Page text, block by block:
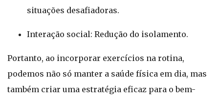
situações desafiadoras.
Interação social: Redução do isolamento.
Portanto, ao incorporar exercícios na rotina,
podemos não só manter a saúde física em dia, mas
também criar uma estratégia eficaz para o bem-